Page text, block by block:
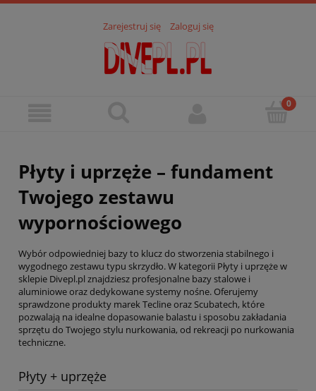
Zarejestruj się Zaloguj się
Płyty i uprzęże – fundament
Twojego zestawu
wypornościowego
Wybór odpowiedniej bazy to klucz do stworzenia stabilnego i
wygodnego zestawu typu skrzydło. W kategorii Płyty i uprzęże w
sklepie Divepl.pl znajdziesz profesjonalne bazy stalowe i
aluminiowe oraz dedykowane systemy nośne. Oferujemy
sprawdzone produkty marek Tecline oraz Scubatech, które
pozwalają na idealne dopasowanie balastu i sposobu zakładania
sprzętu do Twojego stylu nurkowania, od rekreacji po nurkowania
techniczne.
Płyty + uprzęże